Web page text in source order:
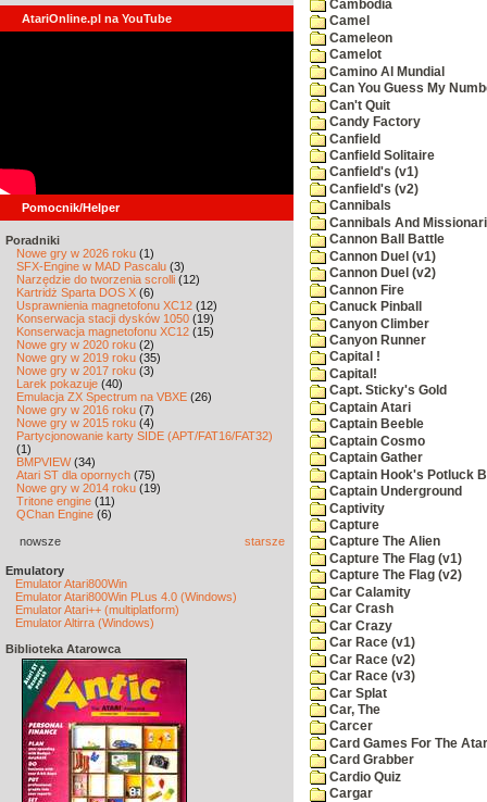
AtariOnline.pl na YouTube
Pomocnik/Helper
Poradniki
Nowe gry w 2026 roku (1)
SFX-Engine w MAD Pascalu (3)
Narzędzie do tworzenia scrolli (12)
Kartridż Sparta DOS X (6)
Usprawnienia magnetofonu XC12 (12)
Konserwacja stacji dysków 1050 (19)
Konserwacja magnetofonu XC12 (15)
Nowe gry w 2020 roku (2)
Nowe gry w 2019 roku (35)
Nowe gry w 2017 roku (3)
Larek pokazuje (40)
Emulacja ZX Spectrum na VBXE (26)
Nowe gry w 2016 roku (7)
Nowe gry w 2015 roku (4)
Partycjonowanie karty SIDE (APT/FAT16/FAT32)
(1)
BMPVIEW(34)
Atari ST dla opornych (75)
Nowe gry w 2014 roku (19)
Tritone engine (11)
QChan Engine (6)
nowsze starsze
Emulatory
Emulator Atari800Win
Emulator Atari800Win PLus 4.0 (Windows)
Emulator Atari++ (multiplatform)
Emulator Altirra (Windows)
Biblioteka Atarowca
Cambodia
Camel
Cameleon
Camelot
Camino Al Mundial
Can You Guess My
Can't Quit
Candy Factory
Canfield
Canfield Solitaire
Canfield's (v1)
Canfield's (v2)
Cannibals
Cannibals And
Cannon Ball Battle
Cannon Duel (v1)
Cannon Duel (v2)
Cannon Fire
Canuck Pinball
Canyon Climber
Canyon Runner
Capital !
Capital!
Capt. Sticky's Gold
Captain Atari
Captain Beeble
Captain Cosmo
Captain Gather
Captain Hook's Potluck
Captain Underground
Captivity
Capture
Capture The Alien
Capture The Flag (v1)
Capture The Flag (v2)
Car Calamity
Car Crash
Car Crazy
Car Race (v1)
Car Race (v2)
Car Race (v3)
Car Splat
Car, The
Carcer
Card Games For The
Card Grabber
Cardio Quiz
Cargar